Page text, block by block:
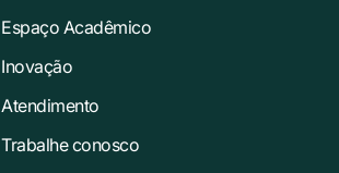
Espaço Acadêmico
Inovação
Atendimento
Trabalhe conosco